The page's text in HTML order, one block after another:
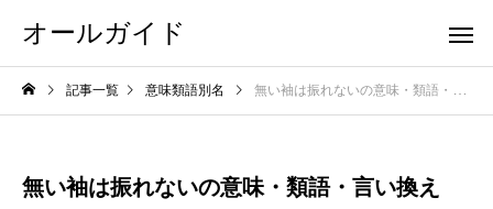
オールガイド
記事一覧 意味類語別名 無い袖は振れないの意味・類語・言い換え
無い袖は振れないの意味・類語・言い換え